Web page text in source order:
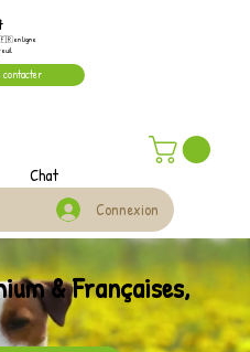
Connexion
Chat
en ligne
contacter
& Françaises,